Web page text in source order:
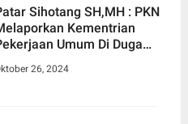
Sihotang SH,MH : PKN
Kementrian
Umum Di Duga
26, 2024